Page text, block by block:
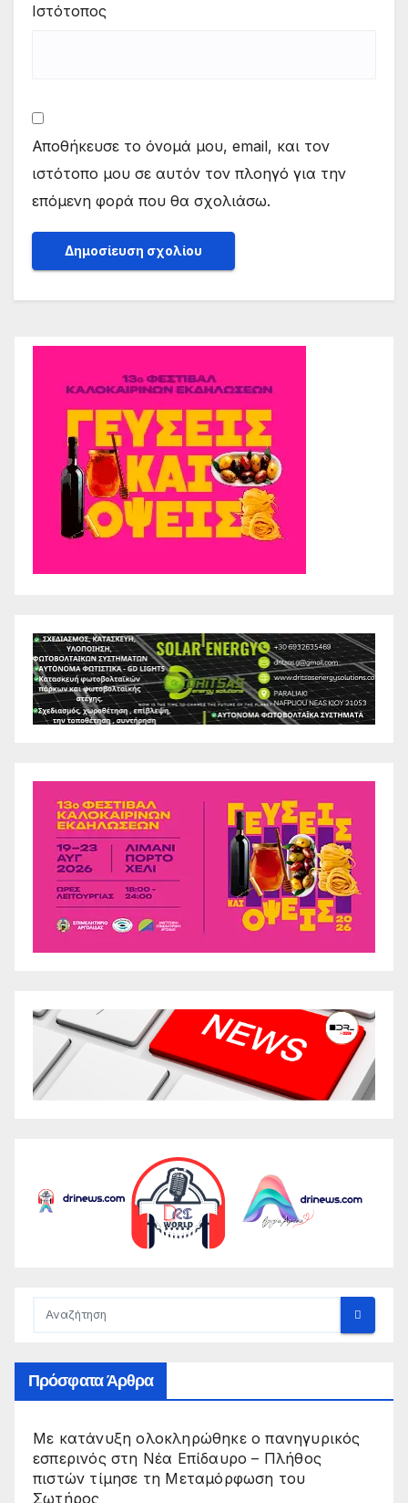
Ιστότοπος
Αποθήκευσε το όνομά μου, email, και τον
ιστότοπο μου σε αυτόν τον πλοηγό για την
επόμενη φορά που θα σχολιάσω.
Πρόσφατα Άρθρα
Με κατάνυξη ολοκληρώθηκε ο πανηγυρικός
εσπερινός στη Νέα Επίδαυρο – Πλήθος
πιστών τίμησε τη Μεταμόρφωση του
Σωτήρος